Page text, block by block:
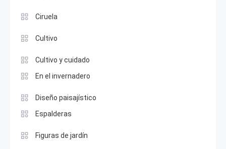
Ciruela
Cultivo
Cultivo y cuidado
En el invernadero
Diseño paisajístico
Espalderas
Figuras de jardín